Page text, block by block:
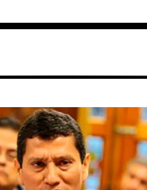
Página
Página
Página
PáginaPágina